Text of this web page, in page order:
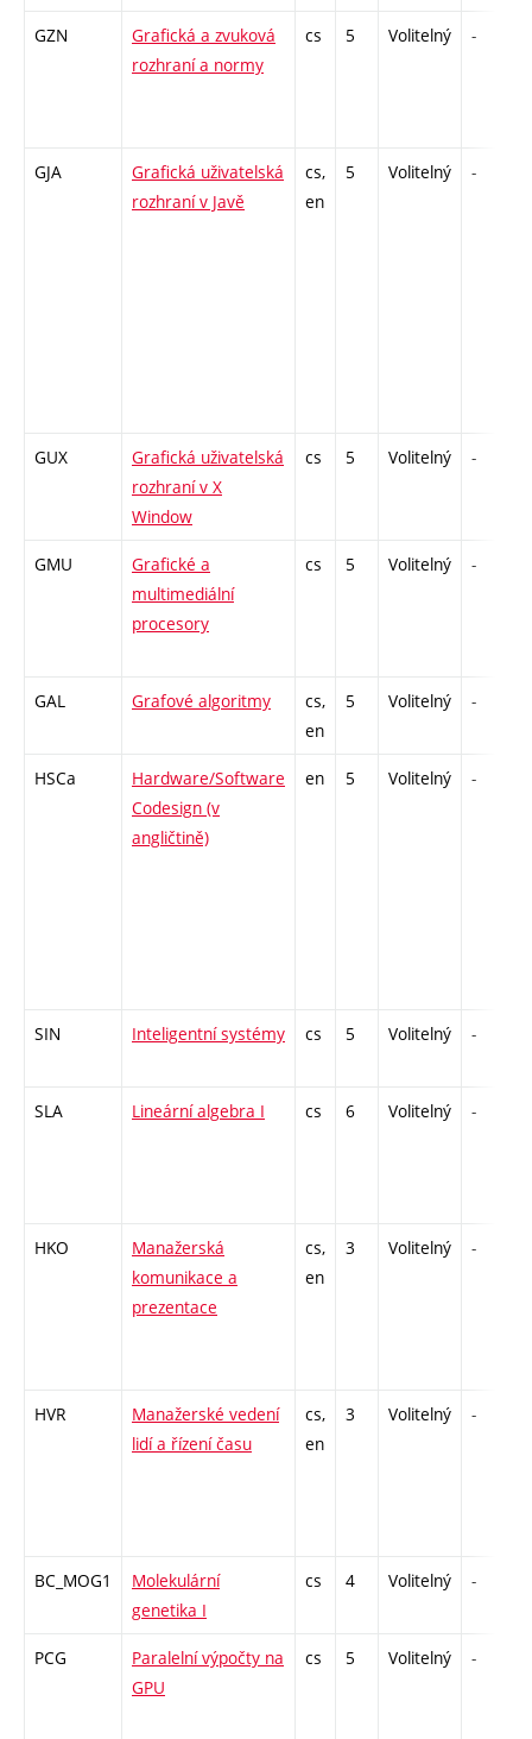
GZN
Grafická a zvuková
rozhraní a normy
cs 5 Volitelný -
GJA
Grafická uživatelská
rozhraní v Javě
cs,
en
5 Volitelný -
GUX
Grafická uživatelská
rozhraní v X
Window
cs 5 Volitelný -
GMU
Grafické a
multimediální
procesory
cs 5 Volitelný -
GAL Grafové algoritmy
cs,
en
5 Volitelný -
HSCa
Hardware/Software
Codesign (v
angličtině)
en 5 Volitelný -
SIN Inteligentní systémy cs 5 Volitelný -
SLA Lineární algebra I cs 6 Volitelný -
HKO
Manažerská
komunikace a
prezentace
cs,
en
3 Volitelný -
HVR
Manažerské vedení
lidí a řízení času
cs,
en
3 Volitelný -
BC_MOG1
Molekulární
genetika I
cs 4 Volitelný -
PCG
Paralelní výpočty na
GPU
cs 5 Volitelný -